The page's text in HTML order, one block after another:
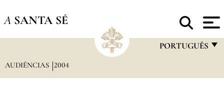
A SANTA SÉ
PORTUGUÊS
AUDIÊNCIAS 2004